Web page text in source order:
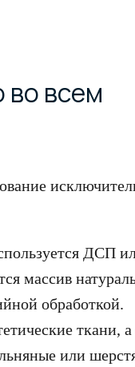
во всем
ДСП
массив
обработкой.
ткани, а
или